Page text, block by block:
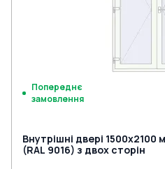
Попереднє
замовлення
Внутрішні двері 1500x2100
(RAL 9016) з двох сторін